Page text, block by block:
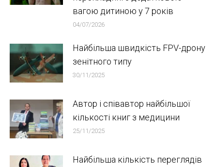
вагою дитиною у 7 років
04/07/2026
Найбільша швидкість FPV-дрону
зенітного типу
30/11/2025
Автор і співавтор найбільшої
кількості книг з медицини
25/11/2025
Найбільша кількість переглядів